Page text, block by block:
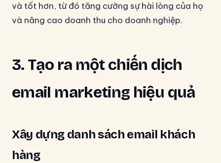
và tốt hơn, từ đó tăng cường sự hài lòng của họ
và nâng cao doanh thu cho doanh nghiệp.
3. Tạo ra một chiến dịch
email marketing hiệu quả
Xây dựng danh sách email khách
hàng